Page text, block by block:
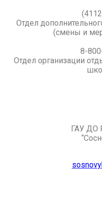
Отдел
(смены и
8-
Отдел организации
ГАУ ДО